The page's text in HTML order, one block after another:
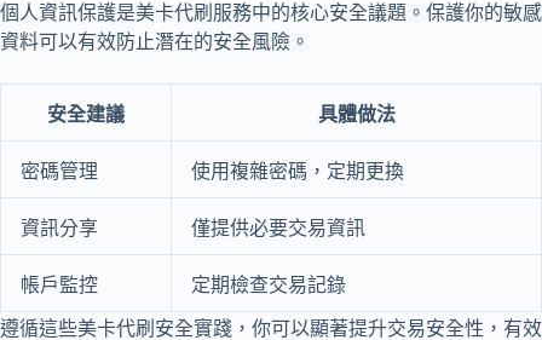
個人資訊保護是美卡代刷服務中的核心安全議題。保護你的敏感
資料可以有效防止潛在的安全風險。
安全建議 具體做法
密碼管理 使用複雜密碼，定期更換
資訊分享 僅提供必要交易資訊
帳戶監控 定期檢查交易記錄
遵循這些美卡代刷安全實踐，你可以顯著提升交易安全性，有效